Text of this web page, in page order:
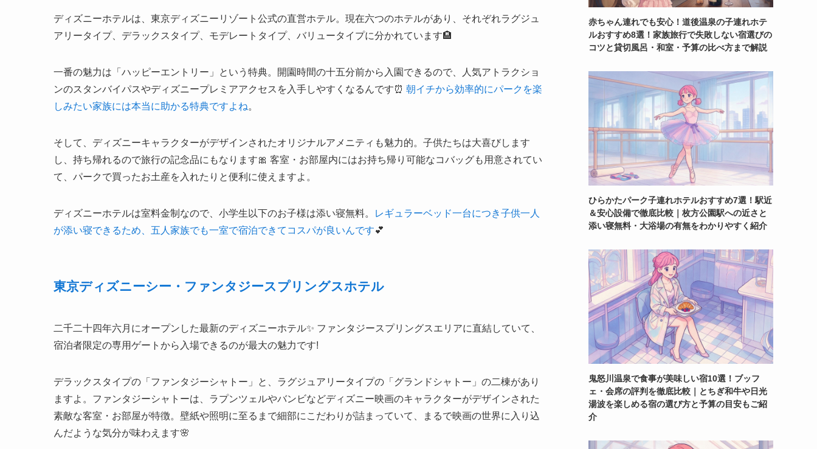
ディズニーホテルは、東京ディズニーリゾート公式の直営ホテル。現在六つのホテルがあり、それぞれラグジュ
アリータイプ、デラックスタイプ、モデレートタイプ、バリュータイプに分かれています🏨
一番の魅力は「ハッピーエントリー」という特典。開園時間の十五分前から入園できるので、人気アトラクショ
ンのスタンバイパスやディズニープレミアアクセスを入手しやすくなるんです⏰ 朝イチから効率的にパークを楽
しみたい家族には本当に助かる特典ですよね。
そして、ディズニーキャラクターがデザインされたオリジナルアメニティも魅力的。子供たちは大喜びします
し、持ち帰れるので旅行の記念品にもなります🎀 客室・お部屋内にはお持ち帰り可能なコバッグも用意されてい
て、パークで買ったお土産を入れたりと便利に使えますよ。
ディズニーホテルは室料金制なので、小学生以下のお子様は添い寝無料。
レギュラーベッド一台につき子供一人
が添い寝できるため、五人家族でも一室で宿泊できてコスパが良いんです💕
東京ディズニーシー・ファンタジースプリングスホテル
二千二十四年六月にオープンした最新のディズニーホテル✨ ファンタジースプリングスエリアに直結していて、
宿泊者限定の専用ゲートから入場できるのが最大の魅力です!
デラックスタイプの「ファンタジーシャトー」と、ラグジュアリータイプの「グランドシャトー」の二棟があり
ますよ。ファンタジーシャトーは、ラプンツェルやバンビなどディズニー映画のキャラクターがデザインされた
素敵な客室・お部屋が特徴。壁紙や照明に至るまで細部にこだわりが詰まっていて、まるで映画の世界に入り込
んだような気分が味わえます🌸
赤ちゃん連れでも安心！道後温泉の子連れホテ
ルおすすめ8選！家族旅行で失敗しない宿選びの
コツと貸切風呂・和室・予算の比べ方まで解説
ひらかたパーク子連れホテルおすすめ7選！駅近
＆安心設備で徹底比較｜枚方公園駅への近さと
添い寝無料・大浴場の有無をわかりやすく紹介
鬼怒川温泉で食事が美味しい宿10選！ブッフ
ェ・会席の評判を徹底比較｜とちぎ和牛や日光
湯波を楽しめる宿の選び方と予算の目安もご紹
介